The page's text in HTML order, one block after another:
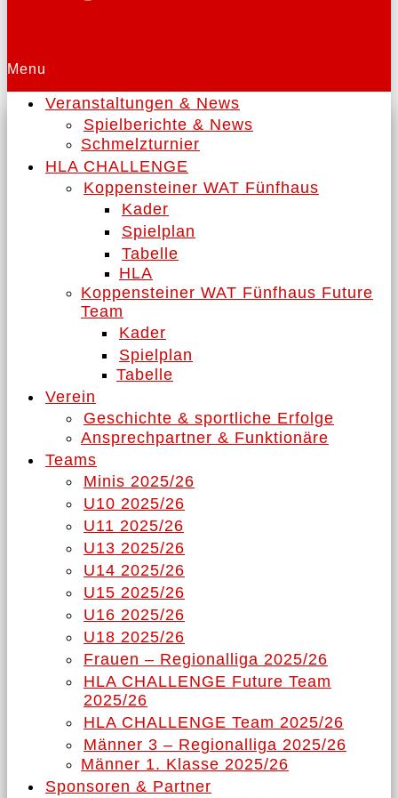
Menu
Veranstaltungen & News
Spielberichte & News
Schmelzturnier
HLA CHALLENGE
Koppensteiner WAT Fünfhaus
Kader
Spielplan
Tabelle
HLA
Koppensteiner WAT Fünfhaus Future
Team
Kader
Spielplan
Tabelle
Verein
Geschichte & sportliche Erfolge
Ansprechpartner & Funktionäre
Teams
Minis 2025/26
U10 2025/26
U11 2025/26
U13 2025/26
U14 2025/26
U15 2025/26
U16 2025/26
U18 2025/26
Frauen – Regionalliga 2025/26
HLA CHALLENGE Future Team
2025/26
HLA CHALLENGE Team 2025/26
Männer 3 – Regionalliga 2025/26
Männer 1. Klasse 2025/26
Sponsoren & Partner